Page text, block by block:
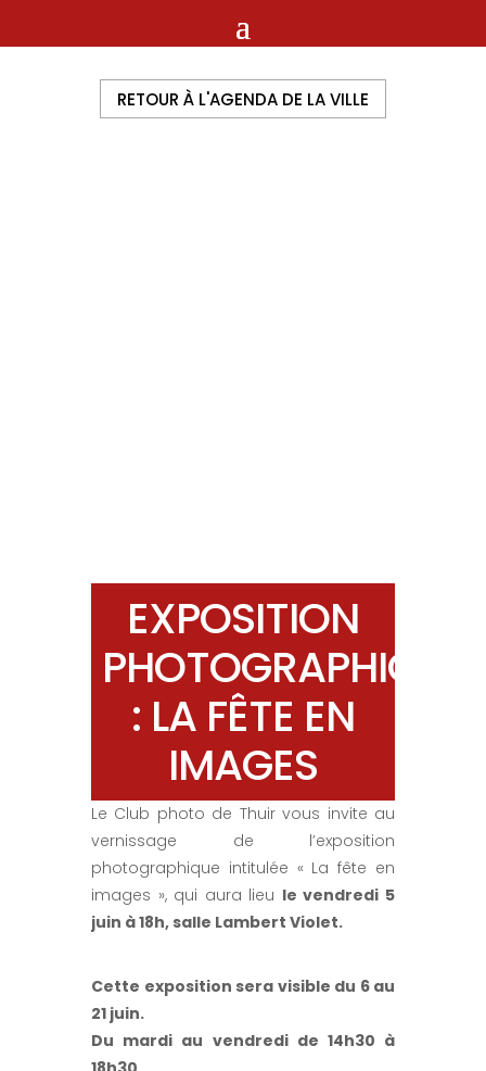
RETOUR À L'AGENDA DE LA VILLE
EXPOSITION
PHOTOGRAPHIQUE
: LA FÊTE EN
IMAGES
Le Club photo de Thuir vous invite au
vernissage de l’exposition
photographique intitulée « La fête en
images », qui aura lieu le vendredi 5
juin à 18h, salle Lambert Violet.
Cette exposition sera visible du 6 au
21 juin.
Du mardi au vendredi de 14h30 à